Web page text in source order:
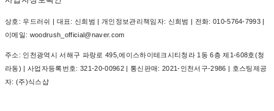
상호: 우드러쉬 | 대표: 신희범 | 개인정보관리책임자: 신희범 | 전화: 010-5764-7993 |
이메일: woodrush_official@naver.com
주소: 인천광역시 서해구 파랑로 495,에이스하이테크시티청라 1동 6층 제1-608호(청
라동) | 사업자등록번호: 321-20-00962| 통신판매: 2021-인천서구-2986 | 호스팅제공
자: (주)식스샵